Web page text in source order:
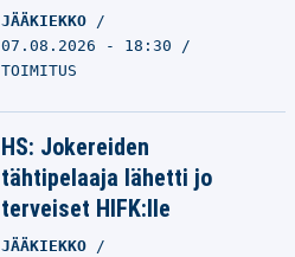
JÄÄKIEKKO
07.08.2026 - 18:30
TOIMITUS
HS: Jokereiden
tähtipelaaja lähetti jo
terveiset HIFK:lle
JÄÄKIEKKO